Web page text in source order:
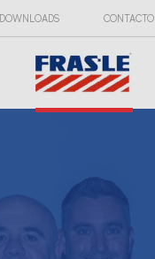
DOWNLOADS CONTACTO